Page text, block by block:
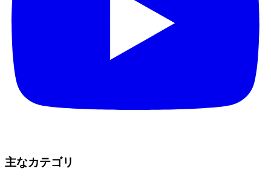
主なカテゴリ